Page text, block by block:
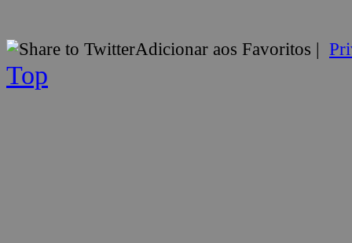
Adicionar aos Favoritos |
Top